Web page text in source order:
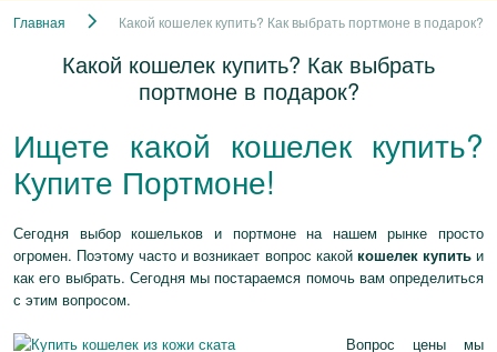
Главная Какой кошелек купить? Как выбрать портмоне в подарок?
Какой кошелек купить? Как выбрать
портмоне в подарок?
Ищете какой кошелек купить?
Купите Портмоне!
Сегодня выбор кошельков и портмоне на нашем рынке просто
огромен. Поэтому часто и возникает вопрос какой кошелек купитьи
как его выбрать. Сегодня мы постараемся помочь вам определиться
с этим вопросом.
Вопрос цены мы